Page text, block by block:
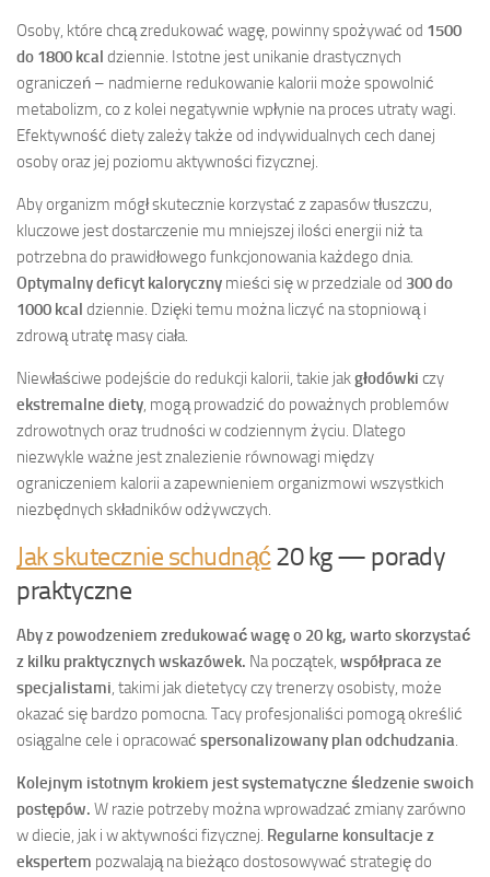
Osoby, które chcą zredukować wagę, powinny spożywać od 1500
do 1800 kcal dziennie. Istotne jest unikanie drastycznych
ograniczeń – nadmierne redukowanie kalorii może spowolnić
metabolizm, co z kolei negatywnie wpłynie na proces utraty wagi.
Efektywność diety zależy także od indywidualnych cech danej
osoby oraz jej poziomu aktywności fizycznej.
Aby organizm mógł skutecznie korzystać z zapasów tłuszczu,
kluczowe jest dostarczenie mu mniejszej ilości energii niż ta
potrzebna do prawidłowego funkcjonowania każdego dnia.
Optymalny deficyt kaloryczny mieści się w przedziale od 300 do
1000 kcal dziennie. Dzięki temu można liczyć na stopniową i
zdrową utratę masy ciała.
Niewłaściwe podejście do redukcji kalorii, takie jakgłodówki czy
ekstremalne diety, mogą prowadzić do poważnych problemów
zdrowotnych oraz trudności w codziennym życiu. Dlatego
niezwykle ważne jest znalezienie równowagi między
ograniczeniem kalorii a zapewnieniem organizmowi wszystkich
niezbędnych składników odżywczych.
Jak skutecznie schudnąć20 kg — porady
praktyczne
Aby z powodzeniem zredukować wagę o 20 kg, warto skorzystać
z kilku praktycznych wskazówek. Na początek, współpraca ze
specjalistami, takimi jak dietetycy czy trenerzy osobisty, może
okazać się bardzo pomocna. Tacy profesjonaliści pomogą określić
osiągalne cele i opracować spersonalizowany plan odchudzania.
Kolejnym istotnym krokiem jest systematyczne śledzenie swoich
postępów. W razie potrzeby można wprowadzać zmiany zarówno
w diecie, jak i w aktywności fizycznej. Regularne konsultacje z
ekspertem pozwalają na bieżąco dostosowywać strategię do